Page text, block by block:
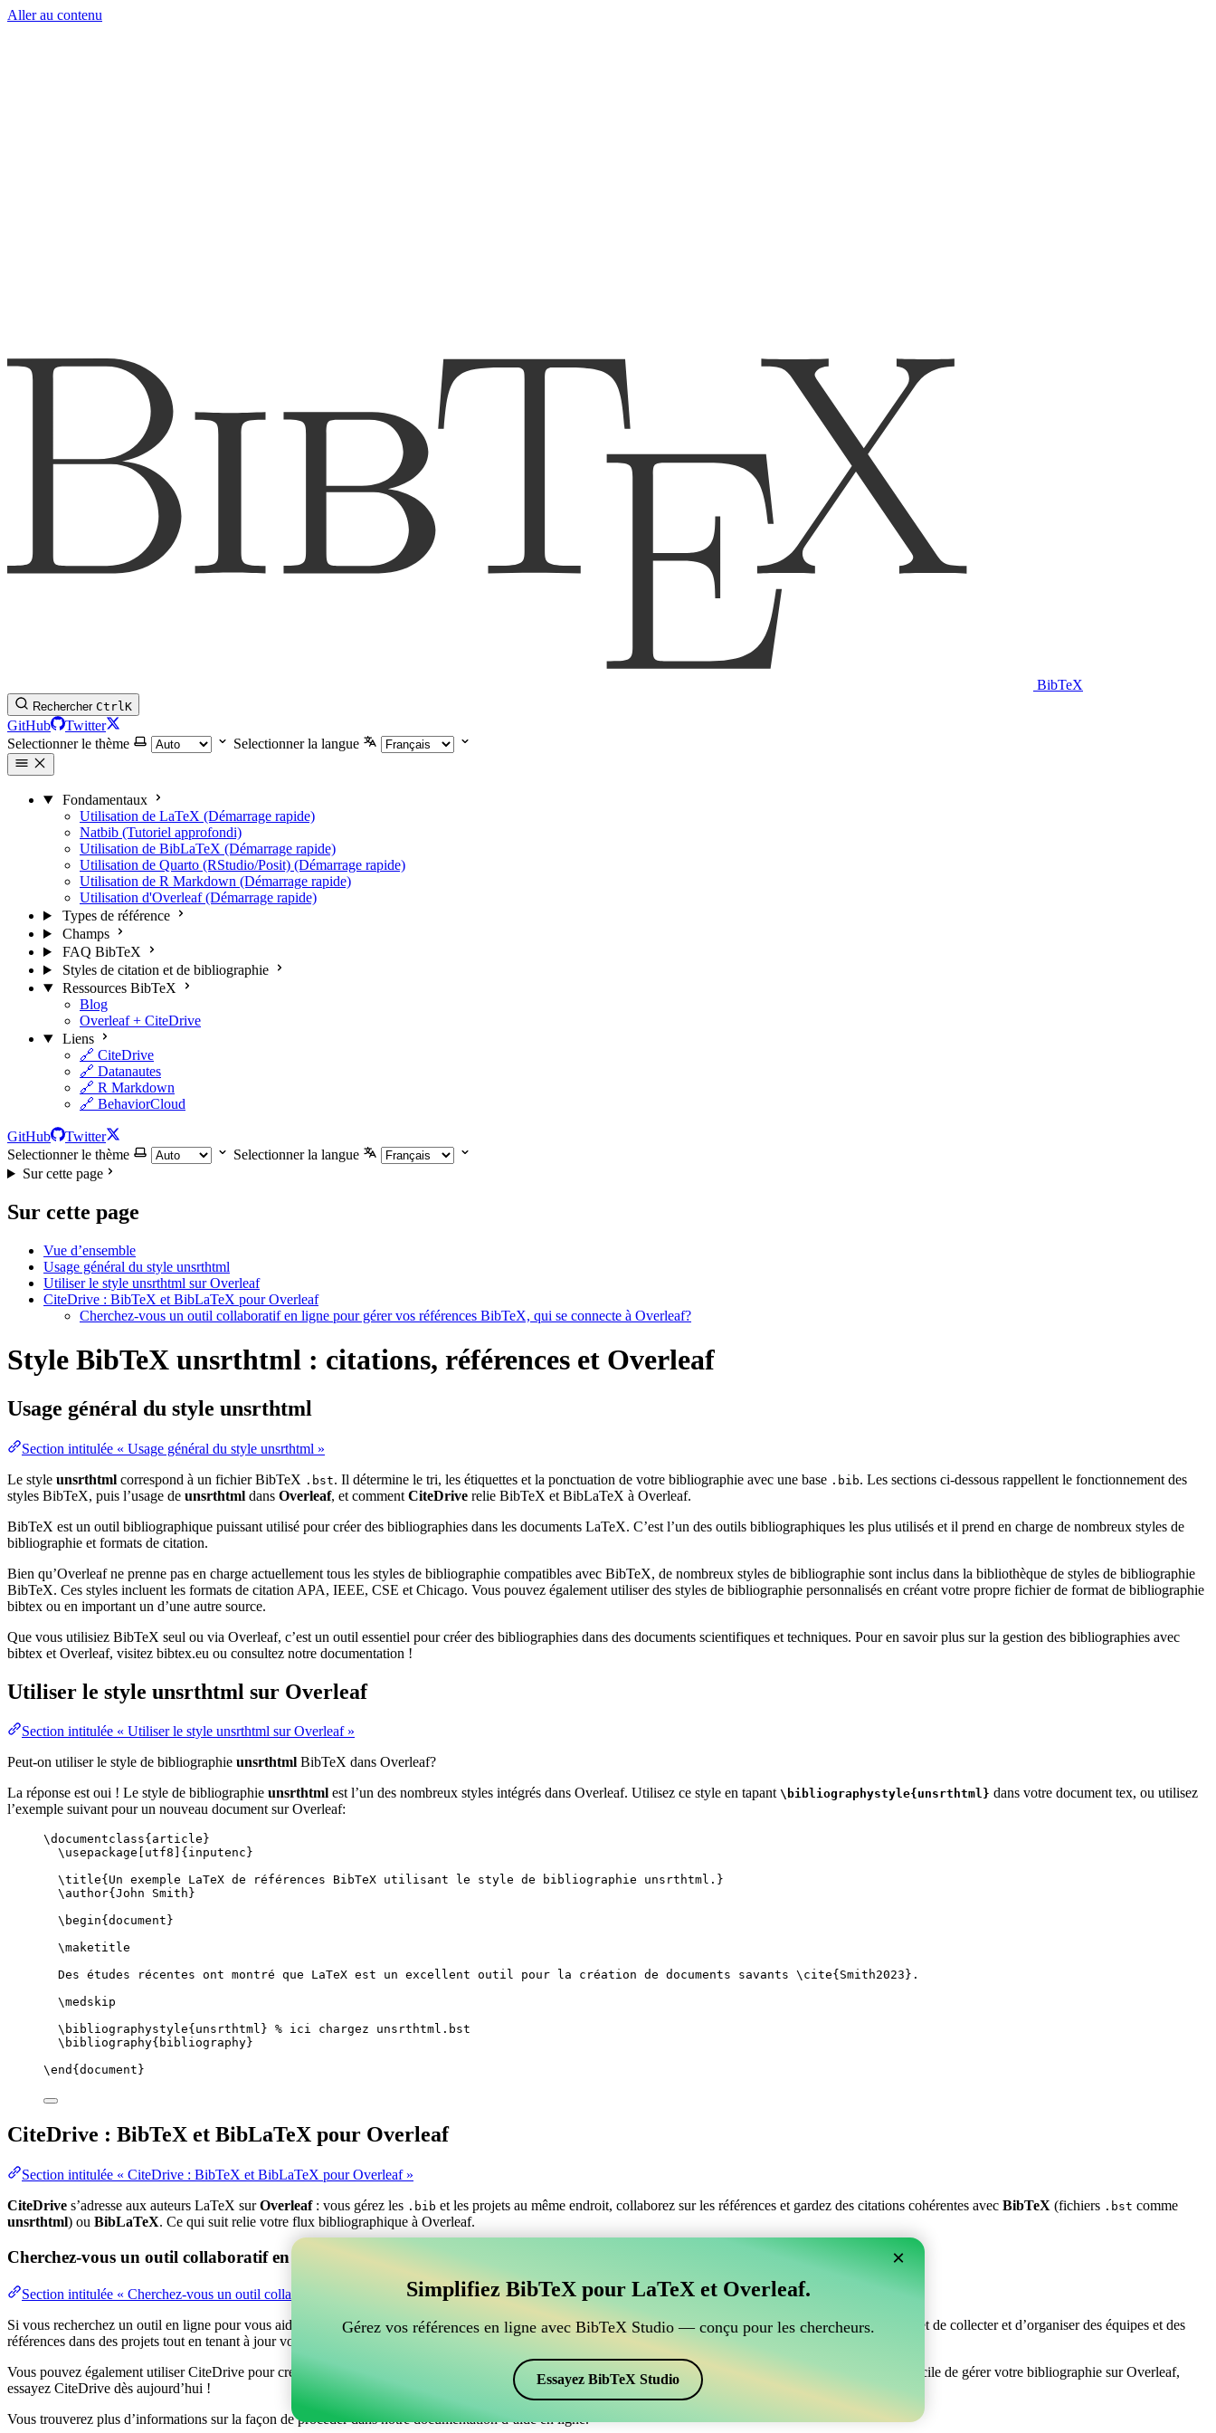
Aller au contenu
BibTeX
Rechercher CtrlK
GitHub
Twitter
Selectionner le thème
Selectionner la langue
Fondamentaux
Utilisation de LaTeX (Démarrage rapide)
Natbib (Tutoriel approfondi)
Utilisation de BibLaTeX (Démarrage rapide)
Utilisation de Quarto (RStudio/Posit) (Démarrage rapide)
Utilisation de R Markdown (Démarrage rapide)
Utilisation d'Overleaf (Démarrage rapide)
Types de référence
Champs
FAQ BibTeX
Styles de citation et de bibliographie
Ressources BibTeX
Blog
Overleaf + CiteDrive
Liens
🔗 CiteDrive
🔗 Datanautes
🔗 R Markdown
🔗 BehaviorCloud
GitHub
Twitter
Selectionner le thème
Selectionner la langue
Sur cette page
Sur cette page
Vue d’ensemble
Usage général du style unsrthtml
Utiliser le style unsrthtml sur Overleaf
CiteDrive : BibTeX et BibLaTeX pour Overleaf
Cherchez-vous un outil collaboratif en ligne pour gérer vos références BibTeX, qui se connecte à Overleaf?
Style BibTeX unsrthtml : citations, références et Overleaf
Usage général du style unsrthtml
Section intitulée « Usage général du style unsrthtml »
Le style unsrthtml correspond à un fichier BibTeX .bst. Il détermine le tri, les étiquettes et la ponctuation de votre bibliographie avec une base .bib. Les sections ci-dessous rappellent le fonctionnement des
styles BibTeX, puis l’usage de unsrthtml dans Overleaf, et comment CiteDrive relie BibTeX et BibLaTeX à Overleaf.
BibTeX est un outil bibliographique puissant utilisé pour créer des bibliographies dans les documents LaTeX. C’est l’un des outils bibliographiques les plus utilisés et il prend en charge de nombreux styles de
bibliographie et formats de citation.
Bien qu’Overleaf ne prenne pas en charge actuellement tous les styles de bibliographie compatibles avec BibTeX, de nombreux styles de bibliographie sont inclus dans la bibliothèque de styles de bibliographie
BibTeX. Ces styles incluent les formats de citation APA, IEEE, CSE et Chicago. Vous pouvez également utiliser des styles de bibliographie personnalisés en créant votre propre fichier de format de bibliographie
bibtex ou en important un d’une autre source.
Que vous utilisiez BibTeX seul ou via Overleaf, c’est un outil essentiel pour créer des bibliographies dans des documents scientifiques et techniques. Pour en savoir plus sur la gestion des bibliographies avec
bibtex et Overleaf, visitez bibtex.eu ou consultez notre documentation !
Utiliser le style unsrthtml sur Overleaf
Section intitulée « Utiliser le style unsrthtml sur Overleaf »
Peut-on utiliser le style de bibliographie unsrthtml BibTeX dans Overleaf?
La réponse est oui ! Le style de bibliographie unsrthtml est l’un des nombreux styles intégrés dans Overleaf. Utilisez ce style en tapant \bibliographystyle{unsrthtml} dans votre document tex, ou utilisez
l’exemple suivant pour un nouveau document sur Overleaf:
\documentclass{ article }
\usepackage
utf8 ]{ inputenc }
\title{Un exemple LaTeX de références BibTeX utilisant le style de bibliographie unsrthtml.}
\author{John Smith}
\begin{ document }
\maketitle
Des études récentes ont montré que LaTeX est un excellent outil pour la création de documents savants \cite{ Smith2023 }.
\medskip
\bibliographystyle{unsrthtml} % ici chargez unsrthtml.bst
\bibliography{bibliography}
\end { document }
CiteDrive : BibTeX et BibLaTeX pour Overleaf
Section intitulée « CiteDrive : BibTeX et BibLaTeX pour Overleaf »
CiteDrive s’adresse aux auteurs LaTeX surOverleaf: vous gérez les .bib et les projets au même endroit, collaborez sur les références et gardez des citations cohérentes avec BibTeX (fichiers .bst comme
unsrthtml) ou BibLaTeX. Ce qui suit relie votre flux bibliographique à Overleaf.
Cherchez-vous un outil collaboratif en ligne pour gérer vos références BibTeX, qui se connecte à Overleaf?
Section intitulée « Cherchez-vous un outil collaboratif en ligne pour gérer vos références BibTeX, qui se connecte à Overleaf? »
Si vous recherchez un outil en ligne pour vous aider à gérer vos références, citations et bibliographie dans Overleaf, CiteDrive pourrait être parfait ! Il vous permet de collecter et d’organiser des équipes et des
références dans des projets tout en tenant à jour vos entrées BibTeX dans votre projet Overleaf.
Vous pouvez également utiliser CiteDrive pour créer des bibliographies et des citations dans différents styles, y compris unsrthtml. Si vous cherchez un moyen facile de gérer votre bibliographie sur Overleaf,
essayez CiteDrive dès aujourd’hui !
Vous trouverez plus d’informations sur la façon de procéder dans notre documentation d’aide en ligne.
×
Simplifiez BibTeX pour LaTeX et Overleaf.
Gérez vos références en ligne avec BibTeX Studio — conçu pour les chercheurs.
Essayez BibTeX Studio